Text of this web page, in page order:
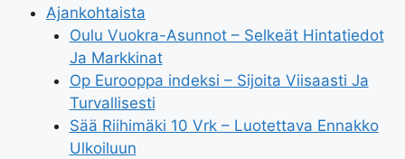
Ajankohtaista
Oulu Vuokra-Asunnot – Selkeät Hintatiedot
Ja Markkinat
Op Eurooppa indeksi – Sijoita Viisaasti Ja
Turvallisesti
Sää Riihimäki 10 Vrk – Luotettava Ennakko
Ulkoiluun